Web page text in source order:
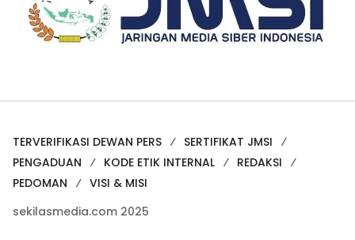
TERVERIFIKASI DEWAN PERS
SERTIFIKAT JMSI
PENGADUAN
KODE ETIK INTERNAL
REDAKSI
PEDOMAN
VISI & MISI
sekilasmedia.com 2025